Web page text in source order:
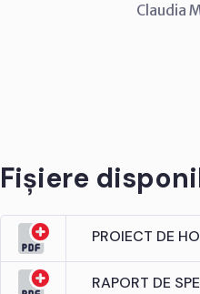
Claudia
Fișiere
PROIECT DE
RAPORT DE